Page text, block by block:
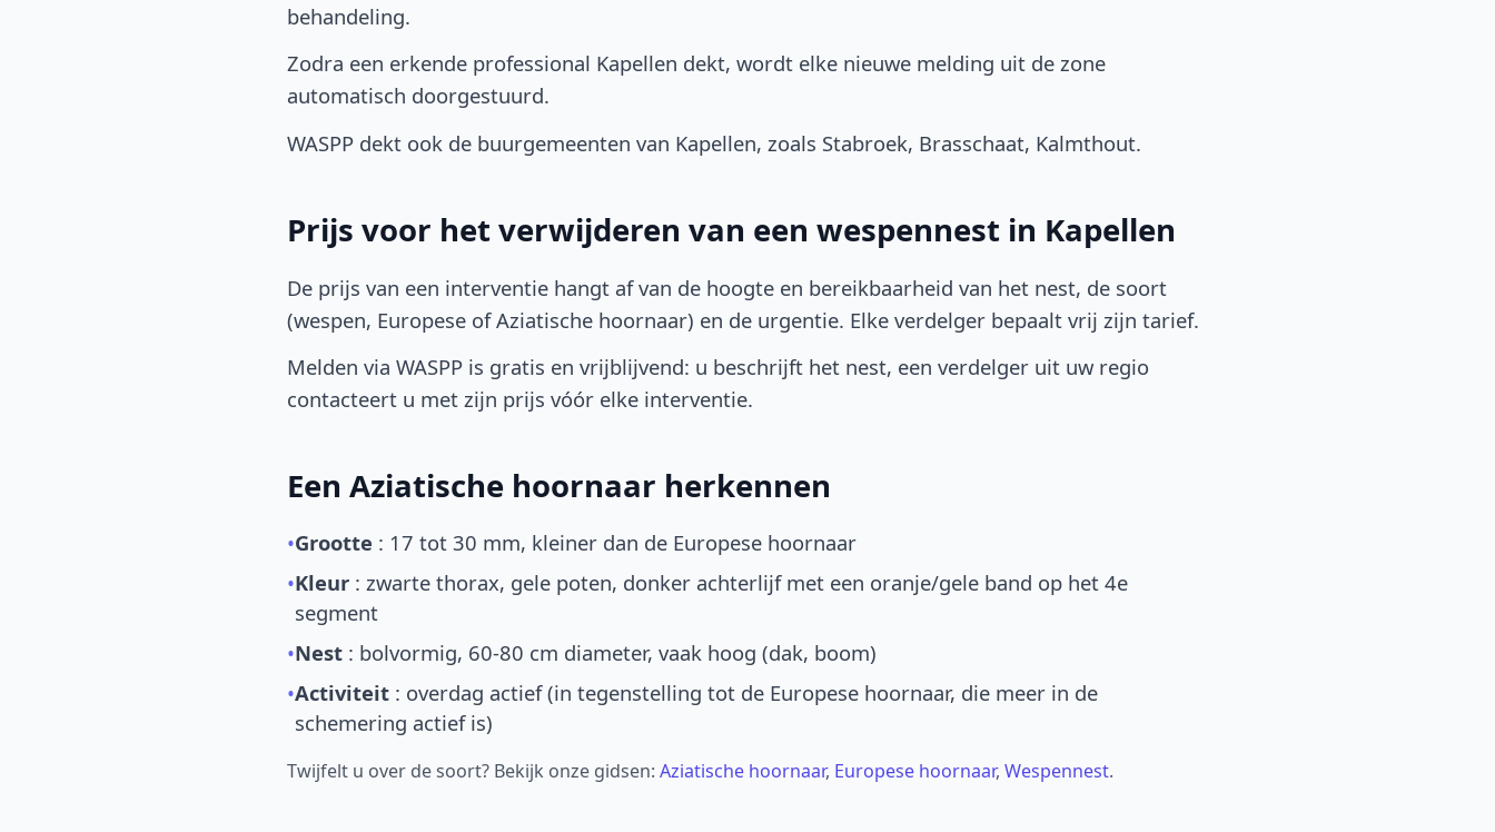
behandeling.
Zodra een erkende professional Kapellen dekt, wordt elke nieuwe melding uit de zone
automatisch doorgestuurd.
WASPP dekt ook de buurgemeenten van Kapellen, zoals Stabroek, Brasschaat, Kalmthout.
Prijs voor het verwijderen van een wespennest in Kapellen
De prijs van een interventie hangt af van de hoogte en bereikbaarheid van het nest, de soort
(wespen, Europese of Aziatische hoornaar) en de urgentie. Elke verdelger bepaalt vrij zijn tarief.
Melden via WASPP is gratis en vrijblijvend: u beschrijft het nest, een verdelger uit uw regio
contacteert u met zijn prijs vóór elke interventie.
Een Aziatische hoornaar herkennen
•Grootte : 17 tot 30 mm, kleiner dan de Europese hoornaar
•Kleur : zwarte thorax, gele poten, donker achterlijf met een oranje/gele band op het 4e
segment
•Nest : bolvormig, 60-80 cm diameter, vaak hoog (dak, boom)
•Activiteit : overdag actief (in tegenstelling tot de Europese hoornaar, die meer in de
schemering actief is)
Twijfelt u over de soort? Bekijk onze gidsen: Aziatische hoornaar, Europese hoornaar, Wespennest.